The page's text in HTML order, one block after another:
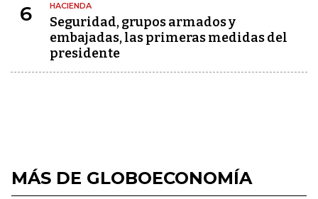
6 HACIENDA
Seguridad, grupos armados y
embajadas, las primeras medidas del
presidente
MÁS DE GLOBOECONOMÍA